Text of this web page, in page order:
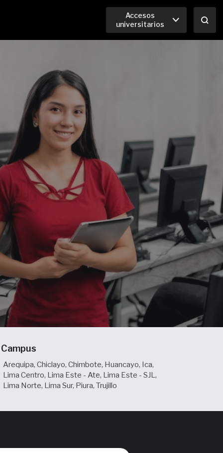
Accesos
universitarios
Campus
Arequipa, Chiclayo, Chimbote, Huancayo, Ica,
Lima Centro, Lima Este - Ate, Lima Este - SJL,
Lima Norte, Lima Sur, Piura, Trujillo